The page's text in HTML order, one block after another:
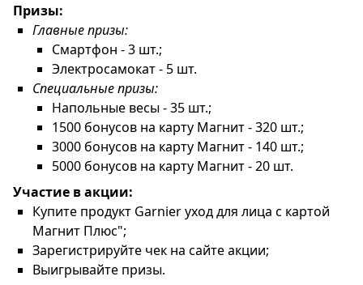
Призы:
Главные призы:
Смартфон - 3 шт.;
Электросамокат - 5 шт.
Специальные призы:
Напольные весы - 35 шт.;
1500 бонусов на карту Магнит - 320 шт.;
3000 бонусов на карту Магнит - 140 шт.;
5000 бонусов на карту Магнит - 20 шт.
Участие в акции:
Купите продукт Garnier уход для лица с картой
Магнит Плюс";
Зарегистрируйте чек на сайте акции;
Выигрывайте призы.